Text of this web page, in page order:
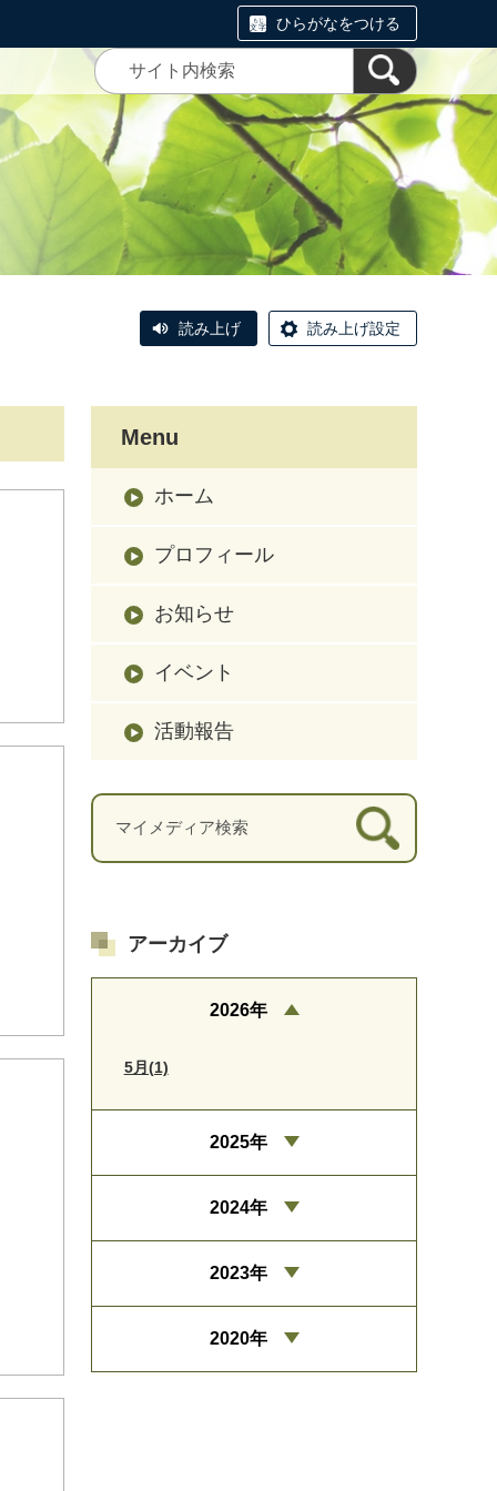
ひらがなをつける
読み上げ 読み上げ設定
Menu
ホーム
プロフィール
お知らせ
イベント
活動報告
アーカイブ
2026年
5月(1)
2025年
2024年
2023年
2020年